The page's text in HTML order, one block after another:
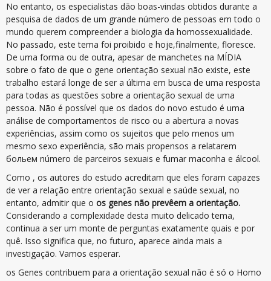
No entanto, os especialistas dão boas-vindas obtidos durante a
pesquisa de dados de um grande número de pessoas em todo o
mundo querem compreender a biologia da homossexualidade.
No passado, este tema foi proibido e hoje,finalmente, floresce.
De uma forma ou de outra, apesar de manchetes na MÍDIA
sobre o fato de que o gene orientação sexual não existe, este
trabalho estará longe de ser a última em busca de uma resposta
para todas as questões sobre a orientação sexual de uma
pessoa. Não é possível que os dados do novo estudo é uma
análise de comportamentos de risco ou a abertura a novas
experiências, assim como os sujeitos que pelo menos um
mesmo sexo experiência, são mais propensos a relatarem
больем número de parceiros sexuais e fumar maconha e álcool.
Como , os autores do estudo acreditam que eles foram capazes
de ver a relação entre orientação sexual e saúde sexual, no
entanto, admitir que o os genes não prevêem a orientação.
Considerando a complexidade desta muito delicado tema,
continua a ser um monte de perguntas exatamente quais e por
quê. Isso significa que, no futuro, aparece ainda mais a
investigação. Vamos esperar.
os Genes contribuem para a orientação sexual não é só o Homo